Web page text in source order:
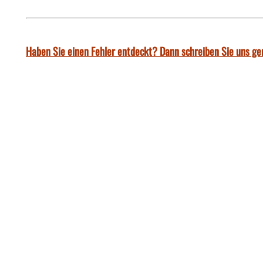
Haben Sie einen Fehler entdeckt? Dann schreiben Sie uns